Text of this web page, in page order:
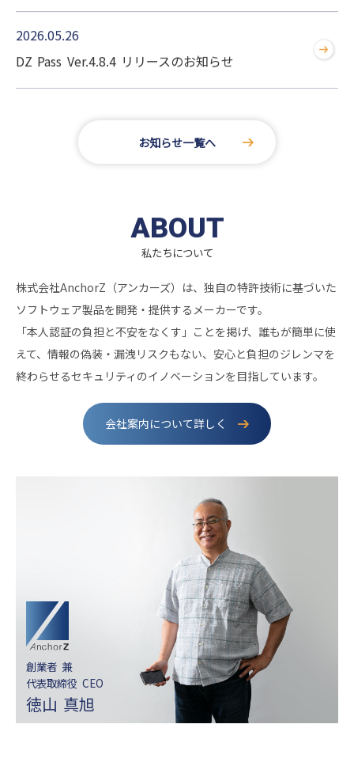
2026.05.26
DZ Pass Ver.4.8.4 リリースのお知らせ
お知らせ一覧へ
ABOUT
私たちについて
株式会社AnchorZ（アンカーズ）は、独自の特許技術に基づいた
ソフトウェア製品を開発・提供するメーカーです。
「本人認証の負担と不安をなくす」ことを掲げ、誰もが簡単に使
えて、情報の偽装・漏洩リスクもない、安心と負担のジレンマを
終わらせるセキュリティのイノベーションを目指しています。
会社案内について詳しく
創業者 兼
代表取締役 CEO
徳山 真旭